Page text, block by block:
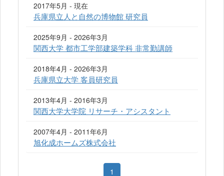
2017年5月 - 現在
兵庫県立人と自然の博物館 研究員
2025年9月 - 2026年3月
関西大学 都市工学部建築学科 非常勤講師
2018年4月 - 2026年3月
兵庫県立大学 客員研究員
2013年4月 - 2016年3月
関西大学大学院 リサーチ・アシスタント
2007年4月 - 2011年6月
旭化成ホームズ株式会社
1